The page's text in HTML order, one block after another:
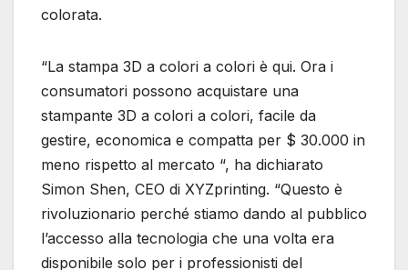
colorata.
“La stampa 3D a colori a colori è qui. Ora i
consumatori possono acquistare una
stampante 3D a colori a colori, facile da
gestire, economica e compatta per $ 30.000 in
meno rispetto al mercato “, ha dichiarato
Simon Shen, CEO di XYZprinting. “Questo è
rivoluzionario perché stiamo dando al pubblico
l’accesso alla tecnologia che una volta era
disponibile solo per i professionisti del